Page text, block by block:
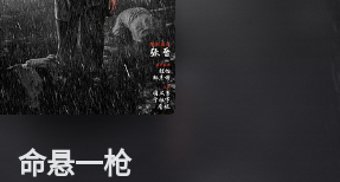
暂无观看影片的记录
命悬一枪